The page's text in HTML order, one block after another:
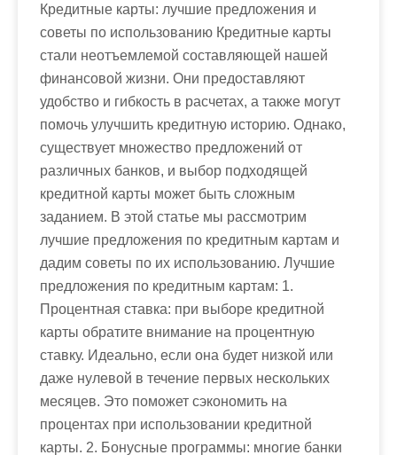
Кредитные карты: лучшие предложения и
советы по использованию Кредитные карты
стали неотъемлемой составляющей нашей
финансовой жизни. Они предоставляют
удобство и гибкость в расчетах, а также могут
помочь улучшить кредитную историю. Однако,
существует множество предложений от
различных банков, и выбор подходящей
кредитной карты может быть сложным
заданием. В этой статье мы рассмотрим
лучшие предложения по кредитным картам и
дадим советы по их использованию. Лучшие
предложения по кредитным картам: 1.
Процентная ставка: при выборе кредитной
карты обратите внимание на процентную
ставку. Идеально, если она будет низкой или
даже нулевой в течение первых нескольких
месяцев. Это поможет сэкономить на
процентах при использовании кредитной
карты. 2. Бонусные программы: многие банки